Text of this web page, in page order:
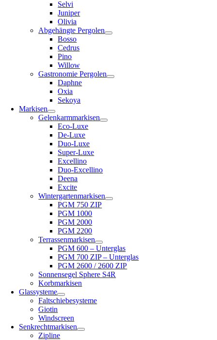
Selvi
Juniper
Olivia
Abgehängte Pergolen
Bosso
Cedrus
Pino
Willow
Gastronomie Pergolen
Daphne
Oxia
Sekoya
Markisen
Gelenkarmmarkisen
Eco-Luxe
De-Luxe
Duo-Luxe
Super-Luxe
Excellino
Duo-Excellino
Deena
Excite
Wintergartenmarkisen
PGM 750 ZIP
PGM 1000
PGM 2000
PGM 2200
Terrassenmarkisen
PGM 600 – Unterglas
PGM 700 ZIP – Unterglas
PGM 2600 / 2600 ZIP
Sonnensegel Sphere S4R
Korbmarkisen
Glassysteme
Faltschiebesysteme
Giotin
Windscreen
Senkrechtmarkisen
Zipline